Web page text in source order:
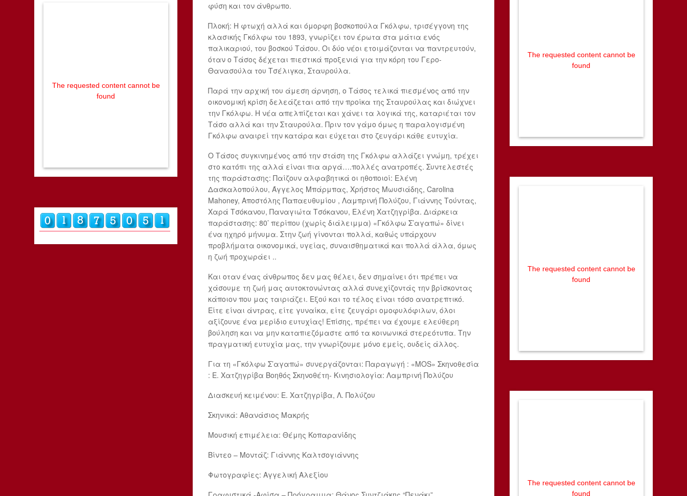
The requested content cannot be
found
φύση και τον άνθρωπο.
Πλοκή: Η φτωχή αλλά και όμορφη βοσκοπούλα Γκόλφω, τρισέγγονη της
κλασικής Γκόλφω του 1893, γνωρίζει τον έρωτα στα μάτια ενός
παλικαριού, του βοσκού Τάσου. Οι δύο νέοι ετοιμάζονται να παντρευτούν,
όταν ο Τάσος δέχεται πιεστικά προξενιά για την κόρη του Γερο-
Θανασούλα του Τσέλιγκα, Σταυρούλα.
Παρά την αρχική του άμεση άρνηση, ο Τάσος τελικά πιεσμένος από την
οικονομική κρίση δελεάζεται από την προίκα της Σταυρούλας και διώχνει
την Γκόλφω. Η νέα απελπίζεται και χάνει τα λογικά της, καταριέται τον
Τάσο αλλά και την Σταυρούλα. Πριν τον γάμο όμως η παραλογισμένη
Γκόλφω αναιρεί την κατάρα και εύχεται στο ζευγάρι κάθε ευτυχία.
Ο Τάσος συγκινημένος από την στάση της Γκόλφω αλλάζει γνώμη, τρέχει
στο κατόπι της αλλά είναι πια αργά….πολλές ανατροπές. Συντελεστές
της παράστασης: Παίζουν αλφαβητικά οι ηθοποιοί: Ελένη
Δασκαλοπούλου, Άγγελος Μπάρμπας, Χρήστος Μωυσιάδης, Carolina
Mahoney, Αποστόλης Παπαευθυμίου , Λαμπρινή Πολύζου, Γιάννης Τούντας,
Χαρά Τσόκανου, Παναγιώτα Τσόκανου, Ελένη Χατζηγρίβα. Διάρκεια
παράστασης: 80’ περίπου (χωρίς διάλειμμα) «Γκόλφω Σ’αγαπώ» δίνει
ένα ηχηρό μήνυμα. Στην ζωή γίνονται πολλά, καθώς υπάρχουν
προβλήματα οικονομικά, υγείας, συναισθηματικά και πολλά άλλα, όμως
η ζωή προχωράει ..
Και οταν ένας άνθρωπος δεν μας θέλει, δεν σημαίνει ότι πρέπει να
χάσουμε τη ζωή μας αυτοκτονώντας αλλά συνεχίζοντάς την βρίσκοντας
κάποιον που μας ταιριάζει. Εξού και το τέλος είναι τόσο ανατρεπτικό.
Είτε είναι άντρας, είτε γυναίκα, είτε ζευγάρι ομοφυλόφιλων, όλοι
αξίζουνε ένα μερίδιο ευτυχίας! Επίσης, πρέπει να έχουμε ελεύθερη
βούληση και να μην καταπιεζόμαστε από τα κοινωνικά στερεότυπα. Την
πραγματική ευτυχία μας, την γνωρίζουμε μόνο εμείς, ουδείς άλλος.
Για τη «Γκόλφω Σ’αγαπώ» συνεργάζονται: Παραγωγή : «ΜΟS» Σκηνοθεσία
: Ε. Χατζηγρίβα Βοηθός Σκηνοθέτη- Κινησιολογία: Λαμπρινή Πολύζου
Διασκευή κειμένου: Ε. Χατζηγρίβα, Λ. Πολύζου
Σκηνικά: Αθανάσιος Μακρής
Μουσική επιμέλεια: Θέμης Κοπαρανίδης
Βίντεο – Μοντάζ: Γιάννης Καλτσογιάννης
Φωτογραφίες: Αγγελική Αλεξίου
The requested content cannot be
found
The requested content cannot be
found
The requested content cannot be
found